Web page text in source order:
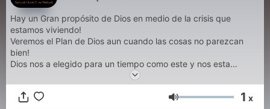
Hay un Gran propósito de Dios en medio de la crisis que
estamos viviendo!
Veremos el Plan de Dios aun cuando las cosas no parezcan
bien!
Dios nos a elegido para un tiempo como este y nos esta
llamando a tener una adoración excepcional.
Volumen 1 x